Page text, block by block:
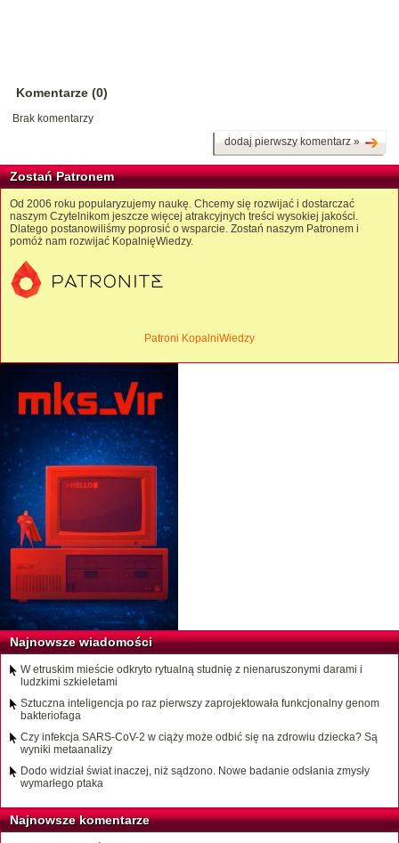
Komentarze (0)
Brak komentarzy
dodaj pierwszy komentarz »
Zostań Patronem
Od 2006 roku popularyzujemy naukę. Chcemy się rozwijać i dostarczać
naszym Czytelnikom jeszcze więcej atrakcyjnych treści wysokiej jakości.
Dlatego postanowiliśmy poprosić o wsparcie. Zostań naszym Patronem i
pomóż nam rozwijać KopalnięWiedzy.
Patroni KopalniWiedzy
Najnowsze wiadomości
W etruskim mieście odkryto rytualną studnię z nienaruszonymi darami i
ludzkimi szkieletami
Sztuczna inteligencja po raz pierwszy zaprojektowała funkcjonalny genom
bakteriofaga
Czy infekcja SARS-CoV-2 w ciąży może odbić się na zdrowiu dziecka? Są
wyniki metaanalizy
Dodo widział świat inaczej, niż sądzono. Nowe badanie odsłania zmysły
wymarłego ptaka
Najnowsze komentarze